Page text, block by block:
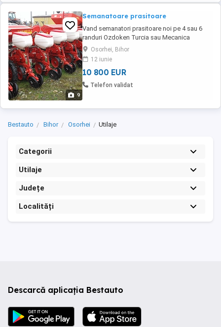
9
Semanatoare prasitoare
Vand semanatori prasitoare noi pe 4 sau 6
randuri Ozdoken Turcia sau Mecanica
Ceahlau Romania la preturi competitive .
Semanatori paioase poloneze noi . Garantie 2
ani .
Osorhei, Bihor
12 iunie
10 800 EUR
Telefon validat
Bestauto Bihor Osorhei Utilaje
Categorii
Utilaje
Județe
Localități
Descarcă aplicația Bestauto